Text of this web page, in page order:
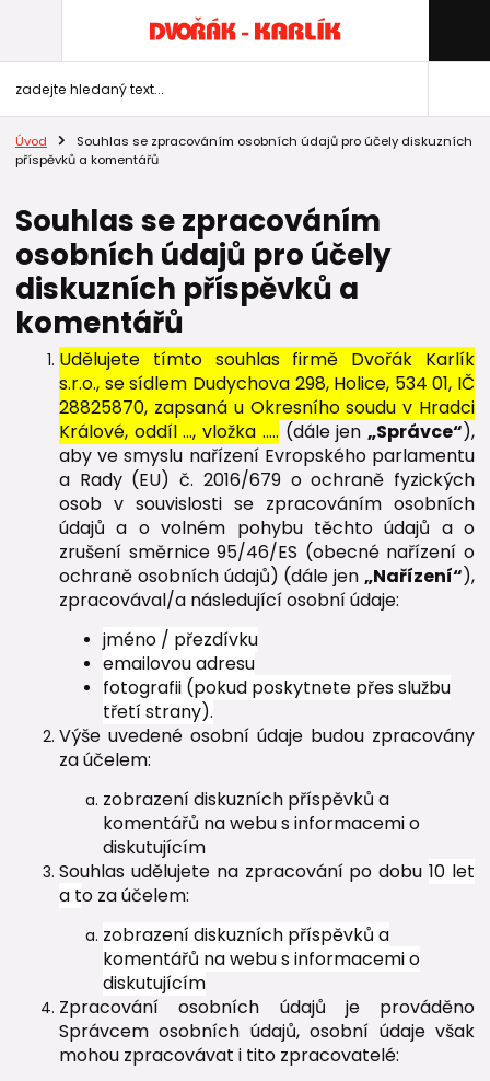
Úvod
Souhlas se zpracováním osobních údajů pro účely diskuzních
příspěvků a komentářů
Souhlas se zpracováním
osobních údajů pro účely
diskuzních příspěvků a
komentářů
Udělujete tímto souhlas firmě Dvořák Karlík
s.r.o., se sídlem Dudychova 298, Holice, 534 01, IČ
28825870, zapsaná u Okresního soudu v Hradci
Králové, oddíl …, vložka ….. (dále jen„Správce“),
aby ve smyslu nařízení Evropského parlamentu
a Rady (EU) č. 2016/679 o ochraně fyzických
osob v souvislosti se zpracováním osobních
údajů a o volném pohybu těchto údajů a o
zrušení směrnice 95/46/ES (obecné nařízení o
ochraně osobních údajů) (dále jen „Nařízení“),
zpracovával/a následující osobní údaje:
jméno / přezdívku
emailovou adresu
fotografii (pokud poskytnete přes službu
třetí strany).
Výše uvedené osobní údaje budou zpracovány
za účelem:
zobrazení diskuzních příspěvků a
komentářů na webu s informacemi o
diskutujícím
Souhlas udělujete na zpracování po dobu10 let
a to za účelem:
zobrazení diskuzních příspěvků a
komentářů na webu s informacemi o
diskutujícím
Zpracování osobních údajů je prováděno
Správcem osobních údajů, osobní údaje však
mohou zpracovávat i tito zpracovatelé: